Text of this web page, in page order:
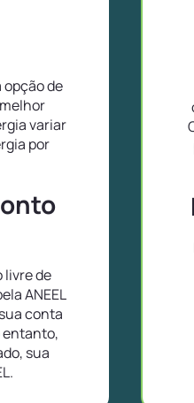
de
variar
por
livre de
ANEEL
conta
entanto,
sua